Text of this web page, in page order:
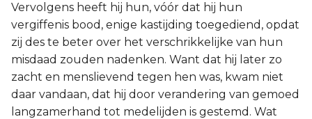
Vervolgens heeft hij hun, vóór dat hij hun
vergiffenis bood, enige kastijding toegediend, opdat
zij des te beter over het verschrikkelijke van hun
misdaad zouden nadenken. Want dat hij later zo
zacht en menslievend tegen hen was, kwam niet
daar vandaan, dat hij door verandering van gemoed
langzamerhand tot medelijden is gestemd. Wat